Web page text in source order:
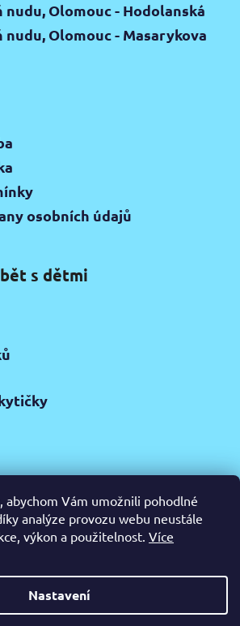
abychom Vám umožnili pohodlné
analýze provozu webu neustále
výkon a použitelnost. Více
Nastavení
nudu, Olomouc - Hodolanská
nudu, Olomouc - Masarykova
osobních údajů
s dětmi